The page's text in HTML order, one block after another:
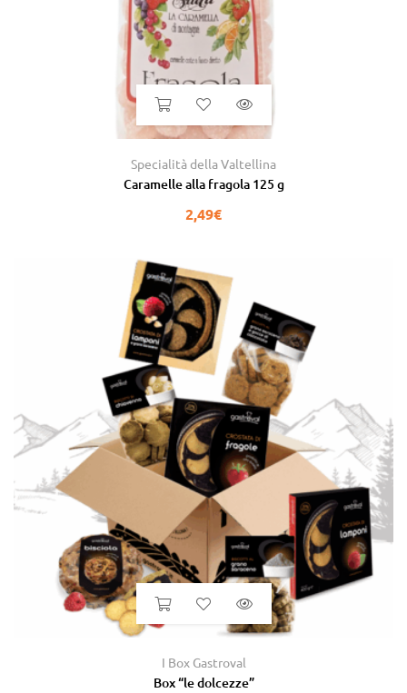
Specialità della Valtellina
Caramelle alla fragola 125 g
2,49€
I Box Gastroval
Box “le dolcezze”